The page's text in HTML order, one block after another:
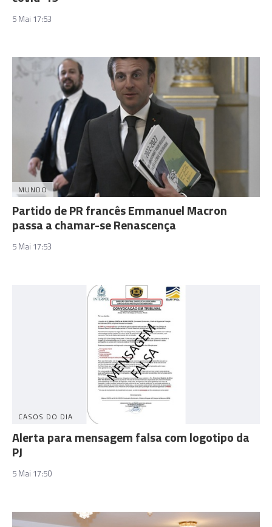
5 Mai 17:53
MUNDO
Partido de PR francês Emmanuel Macron
passa a chamar-se Renascença
5 Mai 17:53
CASOS DO DIA
Alerta para mensagem falsa com logotipo da
PJ
5 Mai 17:50